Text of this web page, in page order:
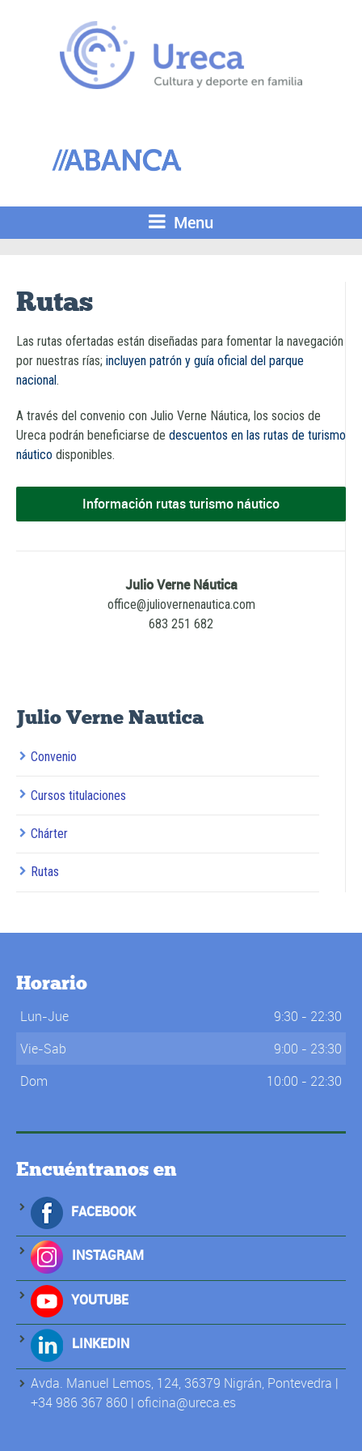
Menu
Rutas
Las rutas ofertadas están diseñadas para fomentar la navegación
por nuestras rías; incluyen patrón y guía oficial del parque
nacional.
A través del convenio con Julio Verne Náutica, los socios de
Ureca podrán beneficiarse de descuentos en las rutas de turismo
náutico disponibles.
Información rutas turismo náutico
Julio Verne Náutica
office@juliovernenautica.com
683 251 682
Julio Verne Nautica
Convenio
Cursos titulaciones
Chárter
Rutas
Horario
Lun-Jue
9:30 - 22:30
Vie-Sab
9:00 - 23:30
Dom
10:00 - 22:30
Encuéntranos en
FACEBOOK
INSTAGRAM
YOUTUBE
LINKEDIN
Avda. Manuel Lemos, 124, 36379 Nigrán, Pontevedra |
+34 986 367 860 | oficina@ureca.es